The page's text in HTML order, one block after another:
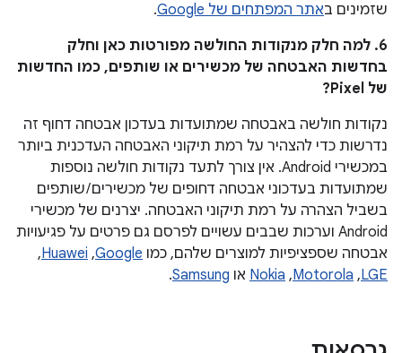
שזמינים באתר המפתחים של Google
.
6. למה חלק מנקודות החולשה מפורטות כאן וחלק
בחדשות האבטחה של מכשירים או שותפים, כמו החדשות
של Pixel?
נקודות חולשה באבטחה שמתועדות בעדכון אבטחה דחוף זה
נדרשות כדי להצהיר על רמת תיקוני האבטחה העדכנית ביותר
במכשירי Android. אין צורך לתעד נקודות חולשה נוספות
שמתועדות בעדכוני אבטחה דחופים של מכשירים / שותפים
בשביל הצהרה על רמת תיקוני האבטחה. יצרנים של מכשירי
Android וערכות שבבים עשויים לפרסם גם פרטים על פגיעויות
אבטחה שספציפיות למוצרים שלהם, כמו Google
,‏
Huawei
,‏
LGE
,‏
Motorola
,‏
Nokia או Samsung
.